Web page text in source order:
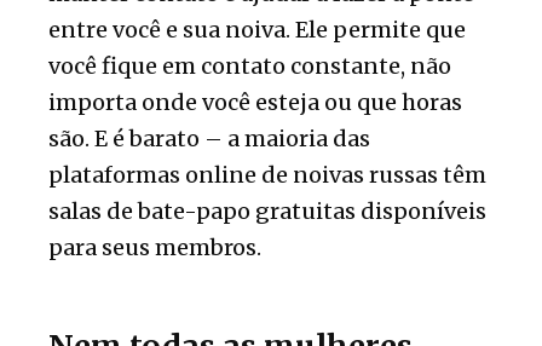
entre você e sua noiva. Ele permite que
você fique em contato constante, não
importa onde você esteja ou que horas
são. E é barato – a maioria das
plataformas online de noivas russas têm
salas de bate-papo gratuitas disponíveis
para seus membros.